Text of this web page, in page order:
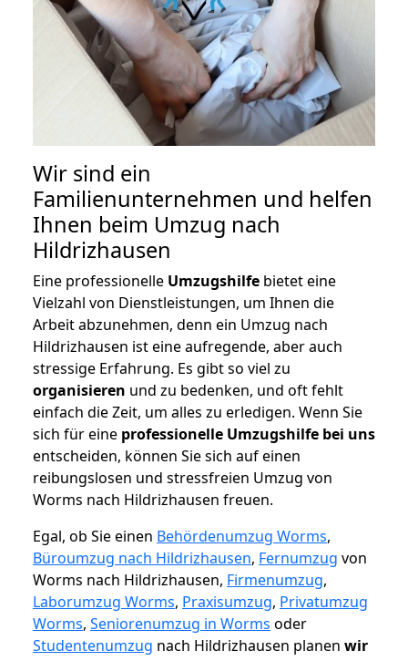
Wir sind ein
Familienunternehmen und helfen
Ihnen beim Umzug nach
Hildrizhausen
Eine professionelle Umzugshilfe bietet eine
Vielzahl von Dienstleistungen, um Ihnen die
Arbeit abzunehmen, denn ein Umzug nach
Hildrizhausen ist eine aufregende, aber auch
stressige Erfahrung. Es gibt so viel zu
organisieren und zu bedenken, und oft fehlt
einfach die Zeit, um alles zu erledigen. Wenn Sie
sich für eine professionelle Umzugshilfe bei uns
entscheiden, können Sie sich auf einen
reibungslosen und stressfreien Umzug von
Worms nach Hildrizhausen freuen.
Egal, ob Sie einen Behördenumzug Worms,
Büroumzug nach Hildrizhausen, Fernumzug von
Worms nach Hildrizhausen, Firmenumzug,
Laborumzug Worms, Praxisumzug, Privatumzug
Worms, Seniorenumzug in Worms oder
Studentenumzug nach Hildrizhausen planen wir